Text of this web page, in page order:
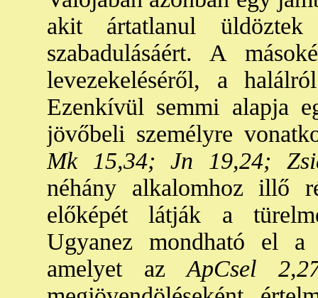
akit ártatlanul
szabadulásáért. A
levezekeléséről, a
Ezenkívül semmi alapja
jövőbeli személyre
Mk 15,34; Jn 19,24;
néhány alkalomhoz illő
előképét látják a
Ugyanez mondható el a
amelyet az ApCsel